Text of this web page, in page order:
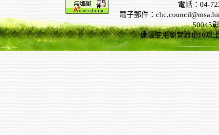
電話：04-
電子郵件：
50045
建議使用瀏覽器IE10以